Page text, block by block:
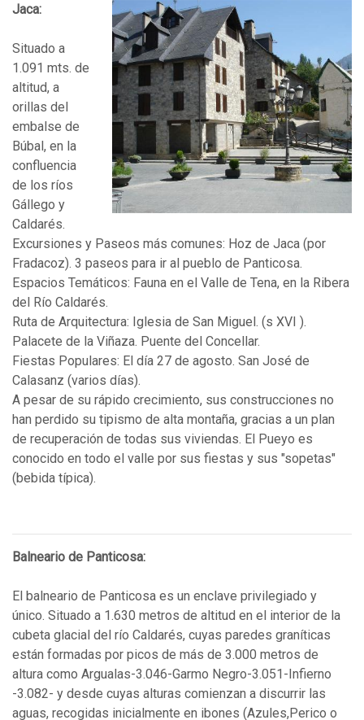
Jaca:
Situado a
1.091 mts. de
altitud, a
orillas del
embalse de
Búbal, en la
confluencia
de los ríos
Gállego y
Caldarés.
Excursiones y Paseos más comunes: Hoz de Jaca (por
Fradacoz). 3 paseos para ir al pueblo de Panticosa.
Espacios Temáticos: Fauna en el Valle de Tena, en la Ribera
del Río Caldarés.
Ruta de Arquitectura: Iglesia de San Miguel. (s XVI ).
Palacete de la Viñaza. Puente del Concellar.
Fiestas Populares: El día 27 de agosto. San José de
Calasanz (varios días).
A pesar de su rápido crecimiento, sus construcciones no
han perdido su tipismo de alta montaña, gracias a un plan
de recuperación de todas sus viviendas. El Pueyo es
conocido en todo el valle por sus fiestas y sus "sopetas"
(bebida típica).
Balneario de Panticosa:
El balneario de Panticosa es un enclave privilegiado y
único. Situado a 1.630 metros de altitud en el interior de la
cubeta glacial del río Caldarés, cuyas paredes graníticas
están formadas por picos de más de 3.000 metros de
altura como Argualas-3.046-Garmo Negro-3.051-Infierno
-3.082- y desde cuyas alturas comienzan a discurrir las
aguas, recogidas inicialmente en ibones (Azules,Perico o